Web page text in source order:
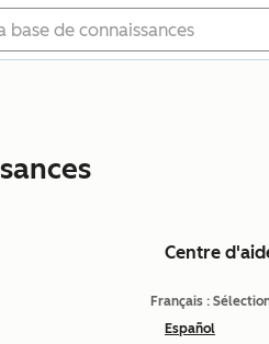
Centre
Français :
Español